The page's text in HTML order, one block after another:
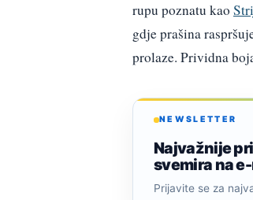
rupu poznatu kao
gdje prašina
prolaze. Prividna
NEWSLETTER
Najvažnije
svemira na
Prijavite se za